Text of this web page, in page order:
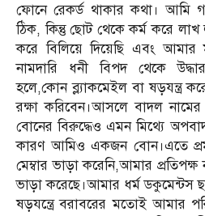
ফোনে রেকর্ড থাকার কথা। আমি
ঠিক, কিন্তু ছোট থেকে কর্ম করে লাখ
করে বিলিয়ে দিয়েছি এবং
নামদারি ধনী বিপদ থেকে
হলে,কোন ব্ল্যাকমেইল বা ষড়যন্ত্র
রক্ষা করিবেন।আসলে বাদল নামের
বোনের বিরুদ্ধেও এমন মিথ্যে
কারণ আমিও একজন বোন।এতে
মেম্বার ভাড়া করেনি,আমার
ভাড়া করেছে।আমার ধর্ম ডকুমেন্টস
ষড়যন্ত্রে বরাবরের মতোই আমার